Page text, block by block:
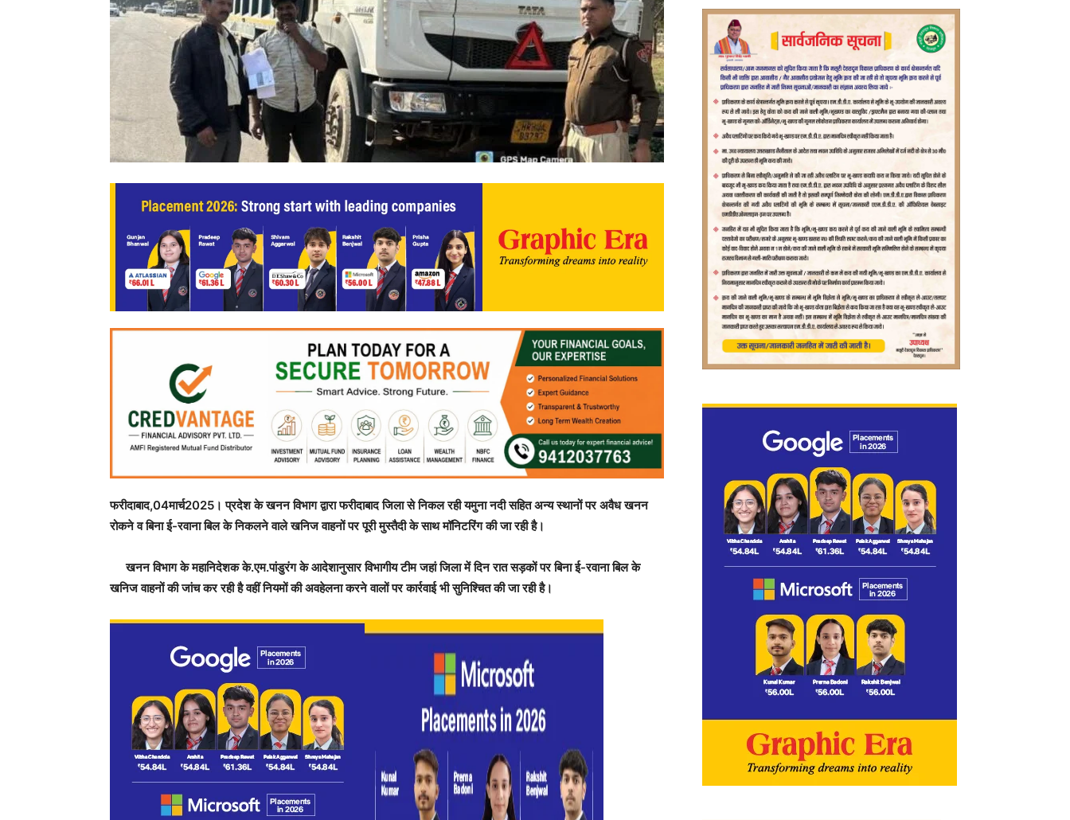
फरीदाबाद,04मार्च2025। प्रदेश के खनन विभाग द्वारा फरीदाबाद जिला से निकल रही यमुना नदी सहित अन्य स्थानों पर अवैध खनन
रोकने व बिना ई-रवाना बिल के निकलने वाले खनिज वाहनों पर पूरी मुस्तैदी के साथ मॉनिटरिंग की जा रही है।
खनन विभाग के महानिदेशक के.एम.पांडुरंग के आदेशानुसार विभागीय टीम जहां जिला में दिन रात सड़कों पर बिना ई-रवाना बिल के
खनिज वाहनों की जांच कर रही है वहीं नियमों की अवहेलना करने वालों पर कार्रवाई भी सुनिश्चित की जा रही है।